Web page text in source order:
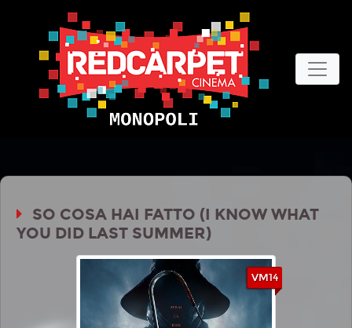
SO COSA HAI FATTO (I KNOW WHAT
YOU DID LAST SUMMER)
VM14